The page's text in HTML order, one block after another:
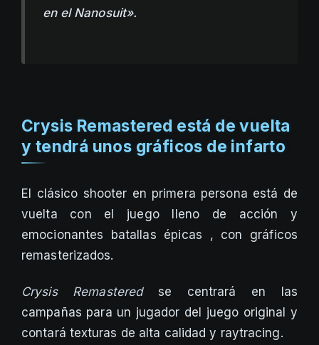
en el Nanosuit».
Crysis Remastered está de vuelta
y tendrá unos gráficos de infarto
El clásico shooter en primera persona está de
vuelta con el juego lleno de acción y
emocionantes batallas épicas , con gráficos
remasterizados.
Crysis Remasteredse centrará en las
campañas para un jugador del juego original y
contará texturas de alta calidad y raytracing.